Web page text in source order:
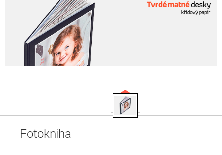
Fotokniha